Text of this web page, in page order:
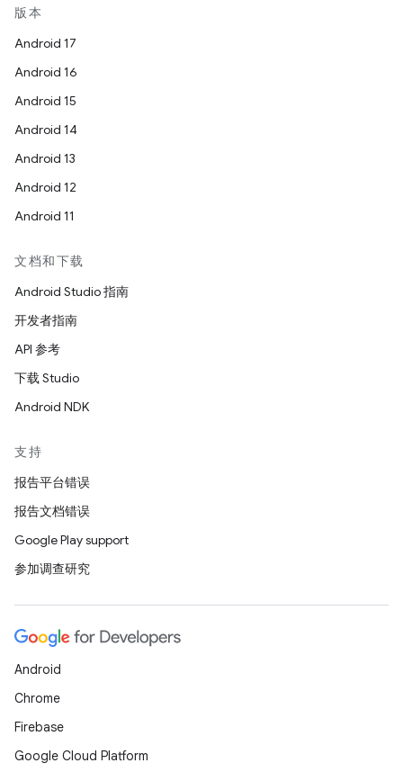
版本
Android 17
Android 16
Android 15
Android 14
Android 13
Android 12
Android 11
文档和下载
Android Studio 指南
开发者指南
API 参考
下载 Studio
Android NDK
支持
报告平台错误
报告文档错误
Google Play support
参加调查研究
Android
Chrome
Firebase
Google Cloud Platform